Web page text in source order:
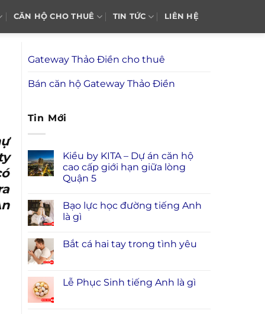
CĂN HỘ CHO THUÊ TIN TỨC LIÊN HỆ
Gateway Thảo Điền cho thuê
Bán căn hộ Gateway Thảo Điền
Tin Mới
Kiều by KITA – Dự án căn hộ
cao cấp giới hạn giữa lòng
Quận 5
Bạo lực học đường tiếng Anh
là gì
Bắt cá hai tay trong tình yêu
Lễ Phục Sinh tiếng Anh là gì